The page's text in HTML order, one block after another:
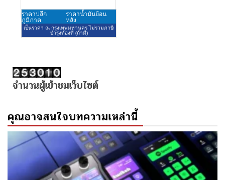
จำนวนผู้เข้าชมเว็บไซต์
คุณอาจสนใจบทความเหล่านี้